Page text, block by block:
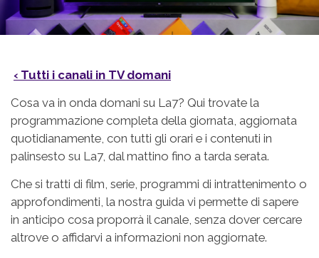
‹ Tutti i canali in TV domani
Cosa va in onda domani su La7? Qui trovate la
programmazione completa della giornata, aggiornata
quotidianamente, con tutti gli orari e i contenuti in
palinsesto su La7, dal mattino fino a tarda serata.
Che si tratti di film, serie, programmi di intrattenimento o
approfondimenti, la nostra guida vi permette di sapere
in anticipo cosa proporrà il canale, senza dover cercare
altrove o affidarvi a informazioni non aggiornate.